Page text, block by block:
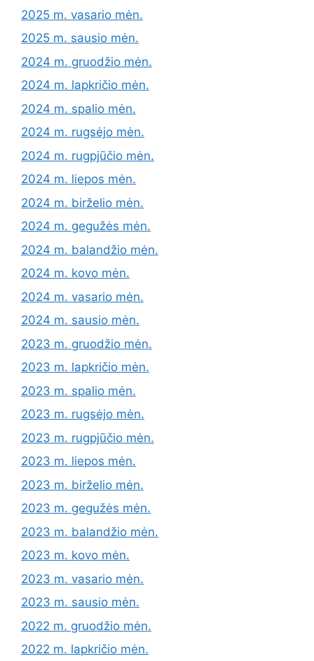
2025 m. vasario mėn.
2025 m. sausio mėn.
2024 m. gruodžio mėn.
2024 m. lapkričio mėn.
2024 m. spalio mėn.
2024 m. rugsėjo mėn.
2024 m. rugpjūčio mėn.
2024 m. liepos mėn.
2024 m. birželio mėn.
2024 m. gegužės mėn.
2024 m. balandžio mėn.
2024 m. kovo mėn.
2024 m. vasario mėn.
2024 m. sausio mėn.
2023 m. gruodžio mėn.
2023 m. lapkričio mėn.
2023 m. spalio mėn.
2023 m. rugsėjo mėn.
2023 m. rugpjūčio mėn.
2023 m. liepos mėn.
2023 m. birželio mėn.
2023 m. gegužės mėn.
2023 m. balandžio mėn.
2023 m. kovo mėn.
2023 m. vasario mėn.
2023 m. sausio mėn.
2022 m. gruodžio mėn.
2022 m. lapkričio mėn.